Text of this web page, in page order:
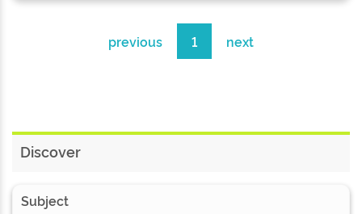
previous 1 next
Discover
Subject